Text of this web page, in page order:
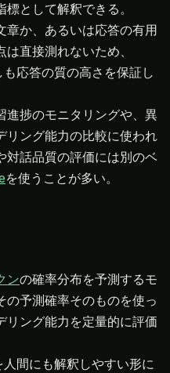
として解釈できる。
章か、あるいは応答の有用
直接測れないため、
応答の質の高さを保証し
進捗のモニタリングや、異
リング能力の比較に使われ
対話品質の評価には別のベ
を使うことが多い。
ンの確率分布を予測するモ
の予測確率そのものを使っ
リング能力を定量的に評価
間にも解釈しやすい形に